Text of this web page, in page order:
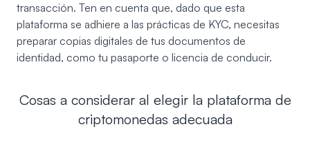
transacción. Ten en cuenta que, dado que esta
plataforma se adhiere a las prácticas de KYC, necesitas
preparar copias digitales de tus documentos de
identidad, como tu pasaporte o licencia de conducir.
Cosas a considerar al elegir la plataforma de
criptomonedas adecuada